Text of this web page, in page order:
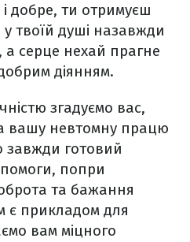
добре, ти отримуєш
у твоїй душі назавжди
а серце нехай прагне
діянням.
згадуємо вас,
вашу невтомну працю
завжди готовий
попри
та бажання
є прикладом для
вам міцного